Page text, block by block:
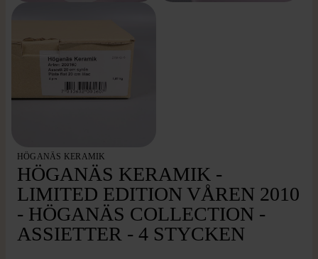
HÖGANÄS KERAMIK
HÖGANÄS KERAMIK -
LIMITED EDITION VÅREN 2010
- HÖGANÄS COLLECTION -
ASSIETTER - 4 STYCKEN